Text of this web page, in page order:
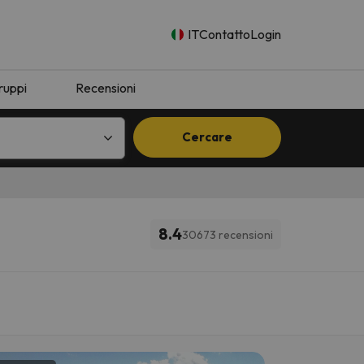
ITContattoLogin
Recensioni
Cercare
8.430673 recensioni